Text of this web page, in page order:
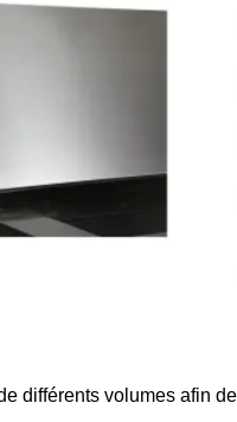
différents volumes afin